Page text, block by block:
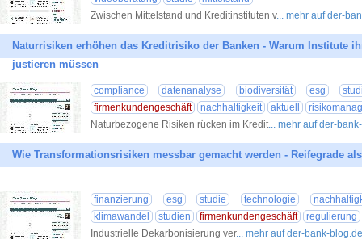
Zwischen Mittelstand und Kreditinstituten v... mehr auf der-
Naturrisiken erhöhen das Kreditrisiko der Banken - Warum Institute
justieren müssen
compliance datenanalyse biodiversität esg
firmenkundengeschäft
nachhaltigkeit aktuell
Naturbezogene Risiken rücken im Kredit... mehr auf der-
Wie Transformationsrisiken messbar gemacht werden - Reifegrade
finanzierung esg studie technologie
klimawandel
studien firmenkundengeschäft
regulierung
Industrielle Dekarbonisierung ver... mehr auf der-bank-blog.de